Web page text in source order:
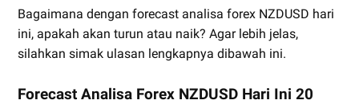
Bagaimana dengan forecast analisa forex NZDUSD hari
ini, apakah akan turun atau naik? Agar lebih jelas,
silahkan simak ulasan lengkapnya dibawah ini.
Forecast Analisa Forex NZDUSD Hari Ini 20